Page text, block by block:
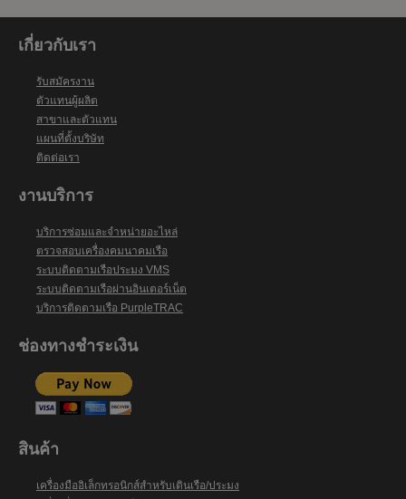
เกี่ยวกับเรา
รับสมัครงาน
ตัวแทนผู้ผลิต
สาขาและตัวแทน
แผนที่ตั้งบริษัท
ติดต่อเรา
งานบริการ
บริการซ่อมและจำหน่ายอะไหล่
ตรวจสอบเครื่องคมนาคมเรือ
ระบบติดตามเรือประมง VMS
ระบบติดตามเรือผ่านอินเตอร์เน็ต
บริการติดตามเรือ PurpleTRAC
ช่องทางชำระเงิน
สินค้า
เครื่องมืออิเล็กทรอนิกส์สำหรับเดินเรือ/ประมง